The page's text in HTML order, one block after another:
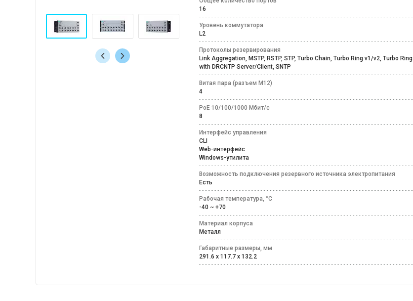
16
Уровень коммутатора
L2
Протоколы резервирования
Link Aggregation, MSTP, RSTP, STP, Turbo Chain, Turbo Ring v1/v2, Turbo Ring
with DRCNTP Server/Client, SNTP
Витая пара (разъем M12)
4
PoE 10/100/1000 Мбит/с
8
Интерфейс управления
CLI
Web-интерфейс
Windows-утилита
Возможность подключения резервного источника электропитания
Есть
Рабочая температура, °C
-40 ~ +70
Материал корпуса
Металл
Габаритные размеры, мм
291.6 x 117.7 x 132.2